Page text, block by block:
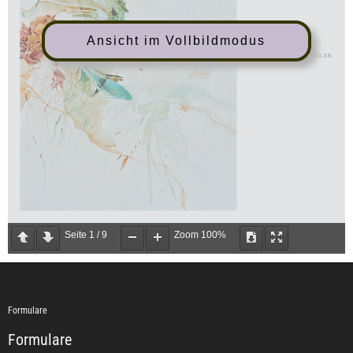
Ansicht im Vollbildmodus
Seite 1 /9 Zoom 100%
Formulare
Formulare